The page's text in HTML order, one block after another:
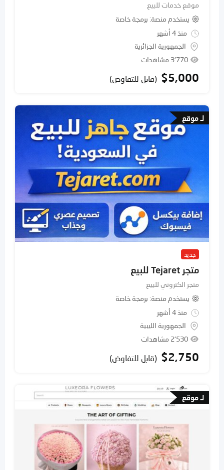
موقع خدمات للبيع
يستخدم منصة برمجة خاصة
منذ 4 أشهر
الجمهورية الجزائرية
3٬770 مشاهدات
$5,000 (قابل للتفاوض)
لـ موقع
جديد
متجر Tejaret للبيع
متجر الكتروني للبيع
يستخدم منصة برمجة خاصة
منذ 4 أشهر
الجمهورية الليبية
2٬530 مشاهدات
$2,750 (قابل للتفاوض)
لـ موقع